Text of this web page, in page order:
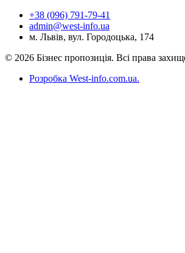
+38 (096) 791-79-41
admin@west-info.ua
м. Львів, вул. Городоцька, 174
© 2026 Бізнес пропозиція. Всі права
Розробка West-info.com.ua.